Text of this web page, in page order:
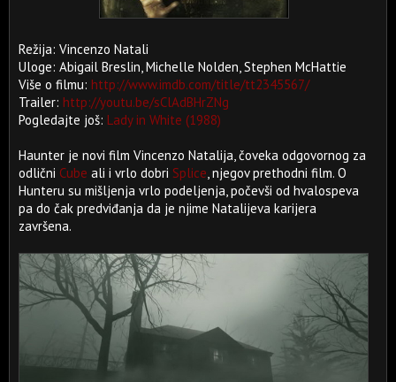
Režija: Vincenzo Natali
Uloge: Abigail Breslin, Michelle Nolden, Stephen McHattie
Više o filmu: http://www.imdb.com/title/tt2345567/
Trailer: http://youtu.be/sClAdBHrZNg
Pogledajte još: Lady in White (1988)
Haunter je novi film Vincenzo Natalija, čoveka odgovornog za
odlični Cube ali i vrlo dobri Splice, njegov prethodni film. O
Hunteru su mišljenja vrlo podeljenja, počevši od hvalospeva
pa do čak predviđanja da je njime Natalijeva karijera
završena.